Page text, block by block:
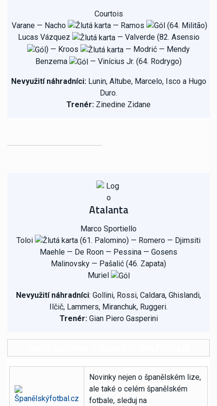
Courtois
Varane — Nacho — Ramos
(64. Militão)
Lucas Vázquez
— Valverde (82. Asensio
) — Kroos — Modrić — Mendy
Benzema
— Vinícius Jr. (64. Rodrygo)
Nevyužití náhradníci: Lunin, Altube, Marcelo, Isco a Hugo
Duro.
Trenér: Zinedine Zidane
Atalanta
Marco Sportiello
Toloi
(61. Palomino) — Romero — Djimsiti
Maehle — De Roon — Pessina — Gosens
Malinovsky — Pašalić (46. Zapata)
Muriel
Nevyužití náhradníci: Gollini, Rossi, Caldara, Ghislandi,
Ilčič, Lammers, Miranchuk, Ruggeri.
Trenér:Gian Piero Gasperini
Novinky nejen o španělském lize,
ale také o celém španělském
fotbale, sleduj na